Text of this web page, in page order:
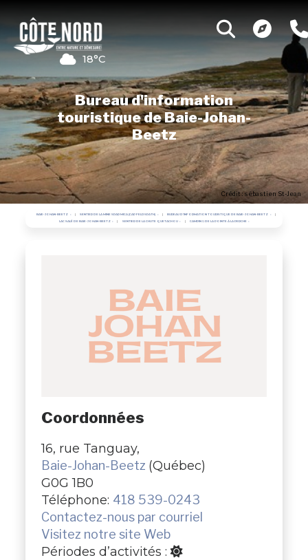
18°C
Bureau d'information
touristique de Baie-Johan-
Beetz
Crédit : sébastien St-Jean
BAIE-JOHAN-BEETZ SENTIER DE LA MINE SPAR MICA (CAP FELDSPATH) BUREAU D'INFORMATION TOURISTIQUE DE BAIE-JOHAN-BEETZ
LAC SALÉ DE BAIE-JOHAN-BEETZ SENTIER DE LA CHUTE QUETACHOU CAMPING DE LA POINTE À LA PERCHE
Coordonnées
16, rue Tanguay,
Baie-Johan-Beetz (Québec)
G0G 1B0
Téléphone: 418 539-0243
Contactez-nous par courriel
Visitez notre site Web
Périodes d’activités :